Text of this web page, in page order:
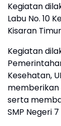
Kegiatan
Labu No. 10
Kisaran
Kegiatan
Kesehatan,
memberikan
serta
SMP Negeri